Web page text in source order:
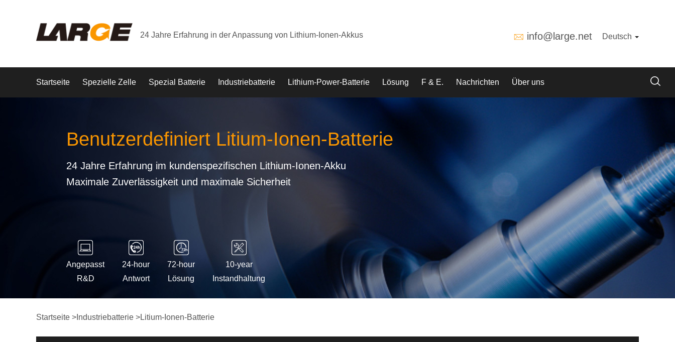
24 Jahre Erfahrung in der Anpassung von Lithium-Ionen-Akkus info@large.net Deutsch
Startseite Spezielle Zelle Spezial Batterie Industriebatterie Lithium-Power-Batterie Lösung F & E. Nachrichten Über uns
Benutzerdefiniert Litium-Ionen-Batterie
24 Jahre Erfahrung im kundenspezifischen Lithium-Ionen-Akku
Maximale Zuverlässigkeit und maximale Sicherheit
Angepasst
R&D
24-hour
Antwort
72-hour
Lösung
10-year
Instandhaltung
Startseite > Industriebatterie >Litium-Ionen-Batterie